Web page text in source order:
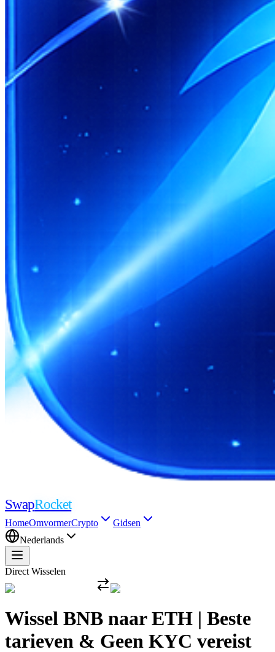
SwapRocket
HomeOmvormerCrypto
Gidsen
Nederlands
Direct Wisselen
Wissel BNB naar ETH | Beste
tarieven & Geen KYC vereist